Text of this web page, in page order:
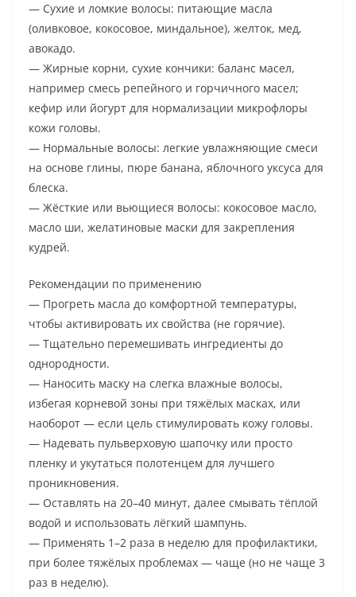
— Сухие и ломкие волосы: питающие масла
(оливковое, кокосовое, миндальное), желток, мед,
авокадо.
— Жирные корни, сухие кончики: баланс масел,
например смесь репейного и горчичного масел;
кефир или йогурт для нормализации микрофлоры
кожи головы.
— Нормальные волосы: легкие увлажняющие смеси
на основе глины, пюре банана, яблочного уксуса для
блеска.
— Жёсткие или вьющиеся волосы: кокосовое масло,
масло ши, желатиновые маски для закрепления
кудрей.
Рекомендации по применению
— Прогреть масла до комфортной температуры,
чтобы активировать их свойства (не горячие).
— Тщательно перемешивать ингредиенты до
однородности.
— Наносить маску на слегка влажные волосы,
избегая корневой зоны при тяжёлых масках, или
наоборот — если цель стимулировать кожу головы.
— Надевать пульверховую шапочку или просто
пленку и укутаться полотенцем для лучшего
проникновения.
— Оставлять на 20–40 минут, далее смывать тёплой
водой и использовать лёгкий шампунь.
— Применять 1–2 раза в неделю для профилактики,
при более тяжёлых проблемах — чаще (но не чаще 3
раз в неделю).